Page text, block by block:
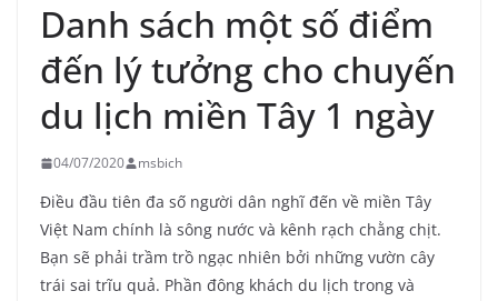
Danh sách một số điểm
đến lý tưởng cho chuyến
du lịch miền Tây 1 ngày
04/07/2020 msbich
Điều đầu tiên đa số người dân nghĩ đến về miền Tây
Việt Nam chính là sông nước và kênh rạch chằng chịt.
Bạn sẽ phải trầm trồ ngạc nhiên bởi những vườn cây
trái sai trĩu quả. Phần đông khách du lịch trong và